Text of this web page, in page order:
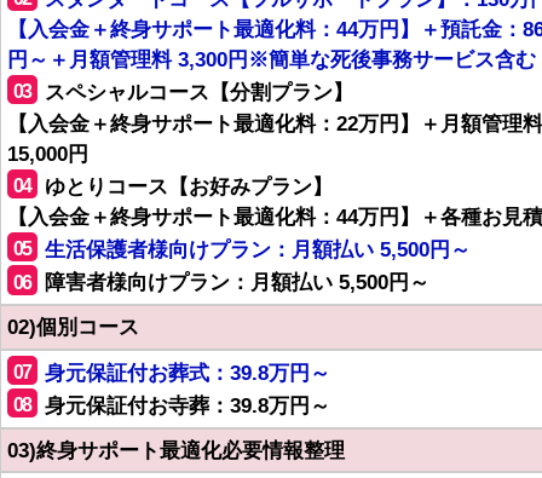
【入会金＋終身サポート最適化料：44万円】＋預託金：
円～＋月額管理料 3,300円※簡単な死後事務サービス含む
03
スペシャルコース【分割プラン】
【入会金＋終身サポート最適化料：22万円】＋月額管理料
15,000円
04
ゆとりコース【お好みプラン】
【入会金＋終身サポート最適化料：44万円】＋各種お見
05 生活保護者様向けプラン：月額払い 5,500円～
06
障害者様向けプラン：月額払い 5,500円～
02)個別コース
07 身元保証付お葬式：39.8万円～
08
身元保証付お寺葬：39.8万円～
03)終身サポート最適化必要情報整理